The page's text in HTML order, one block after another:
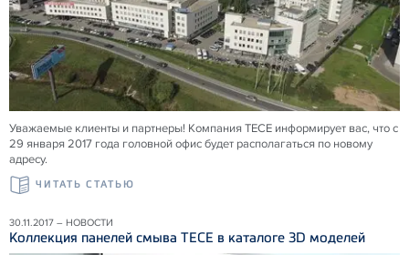
Уважаемые клиенты и партнеры! Компания TECE информирует вас, что с
29 января 2017 года головной офис будет располагаться по новому
адресу.
ЧИТАТЬ СТАТЬЮ
30.11.2017 – НОВОСТИ
Коллекция панелей смыва ТЕСЕ в каталоге 3D моделей